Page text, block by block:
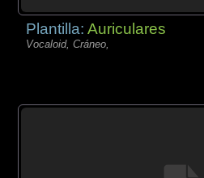
Plantilla:Auriculares
Vocaloid, Cráneo,